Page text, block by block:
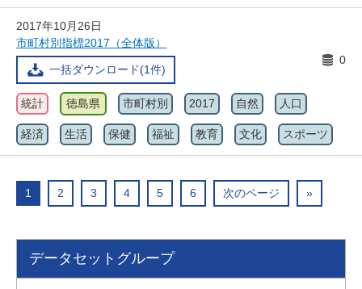
2017年10月26日
市町村別指標2017（全体版）
一括ダウンロード(1件)
0
統計 徳島県 市町村別 2017 自然 人口
経済 生活 保健 福祉 教育 文化 スポーツ
1 2 3 4 5 6 次のページ »
データセットグループ